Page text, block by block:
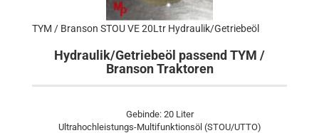
TYM / Branson STOU VE 20Ltr Hydraulik/Getriebeöl
Hydraulik/Getriebeöl passend TYM /
Branson Traktoren
Gebinde: 20 Liter
Ultrahochleistungs-Multifunktionsöl (STOU/UTTO)